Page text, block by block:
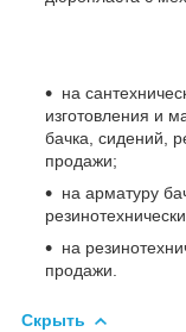
на
изготовления и
бачка, сидений,
продажи;
на арматуру
на
продажи.
Скрыть